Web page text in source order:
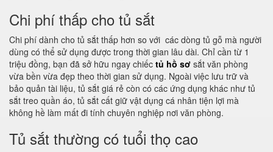
Chi phí thấp cho tủ sắt
Chi phí dành cho tủ sắt thấp hơn so với các dòng tủ gỗ mà người
dùng có thể sử dụng được trong thời gian lâu dài. Chỉ cần từ 1
triệu đồng, bạn đã sở hữu ngay chiếc tủ hồ sơ sắt văn phòng
vừa bền vừa đẹp theo thời gian sử dụng. Ngoài việc lưu trữ và
bảo quản tài liệu, tủ sắt giá rẻ còn có các ứng dụng khác như tủ
sắt treo quần áo, tủ sắt cất giữ vật dụng cá nhân tiện lợi mà
không hề làm mất đi tính chuyên nghiệp nơi văn phòng.
Tủ sắt thường có tuổi thọ cao